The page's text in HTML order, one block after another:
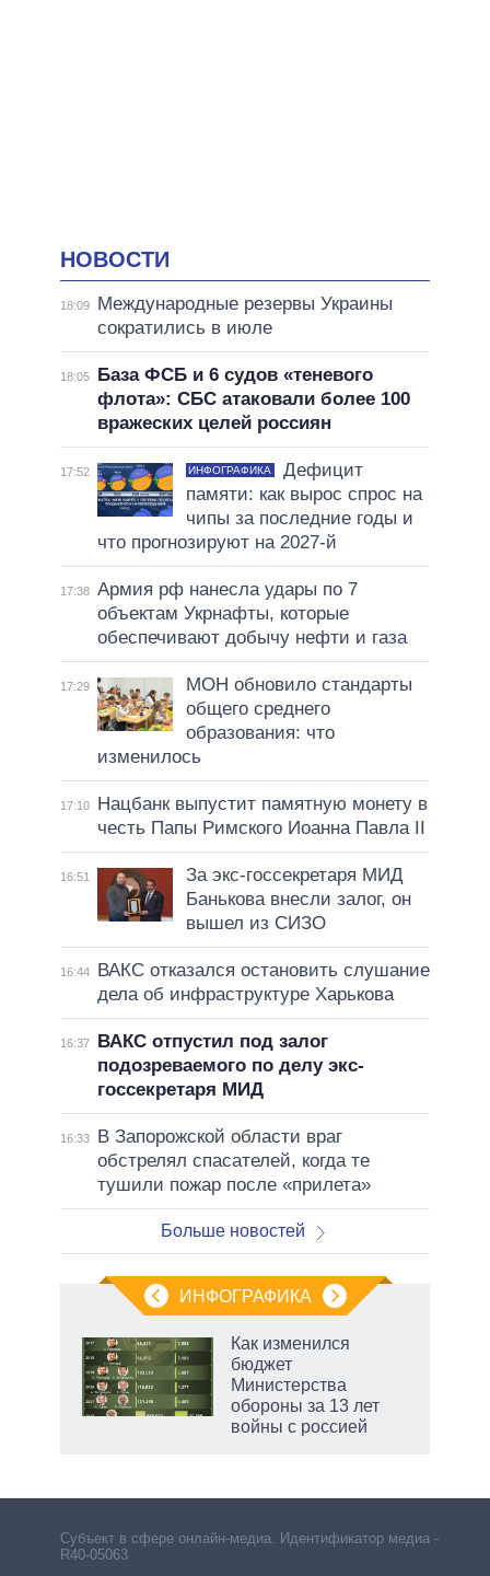
НОВОСТИ
18:09
Международные резервы Украины
сократились в июле
18:05
База ФСБ и 6 судов «теневого
флота»: СБС атаковали более 100
вражеских целей россиян
17:52 ИНФОГРАФИКА
Дефицит
памяти: как вырос спрос на
чипы за последние годы и
что прогнозируют на 2027-й
17:38 Армия рф нанесла удары по 7
объектам Укрнафты, которые
обеспечивают добычу нефти и газа
17:29
МОН обновило стандарты
общего среднего
образования: что
изменилось
17:10
Нацбанк выпустит памятную монету в
честь Папы Римского Иоанна Павла II
16:51
За экс-госсекретаря МИД
Банькова внесли залог, он
вышел из СИЗО
16:44
ВАКС отказался остановить слушание
дела об инфраструктуре Харькова
16:37
ВАКС отпустил под залог
подозреваемого по делу экс-
госсекретаря МИД
16:33
В Запорожской области враг
обстрелял спасателей, когда те
тушили пожар после «прилета»
Больше новостей
ИНФОГРАФИКА
Как изменился
бюджет
Министерства
обороны за 13 лет
войны с россией
Субъект в сфере онлайн-медиа. Идентификатор медиа –
R40-05063